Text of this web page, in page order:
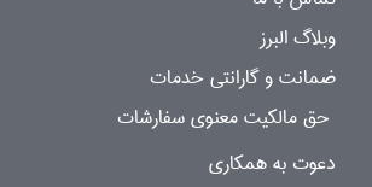
وبلاگ البرز
ضمانت و گارانتی خدمات
حق مالکیت معنوی سفارشات
دعوت به همکاری